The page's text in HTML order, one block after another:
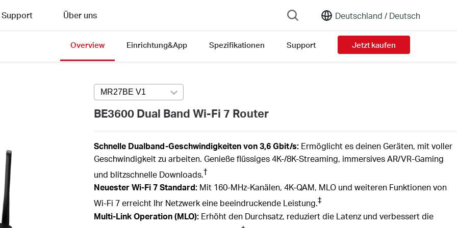
Deutschland / Deutsch
Support Über uns
Overview Einrichtung&App Spezifikationen Support Jetzt kaufen
MR27BE V1 Press enter to open version list
BE3600 Dual Band Wi-Fi 7 Router
Schnelle Dualband-Geschwindigkeiten von 3,6 Gbit/s:Ermöglicht es deinen Geräten, mit voller
Geschwindigkeit zu arbeiten. Genieße flüssiges 4K-/8K-Streaming, immersives AR/VR-Gaming
und blitzschnelle Downloads.†
NeuesterWi-Fi7 Standard: Mit 160-MHz-Kanälen, 4K-QAM, MLO und weiteren Funktionen von
Wi-Fi 7 erreicht Ihr Netzwerk eine beeindruckende Leistung.‡
Multi-Link Operation (MLO):Erhöht den Durchsatz, reduziert die Latenz und verbessert die